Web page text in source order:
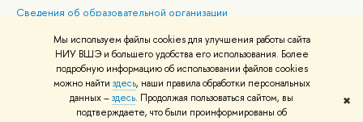
Мы используем файлы cookies для улучшения работы сайта
НИУ ВШЭ и большего удобства его использования. Более
подробную информацию об использовании файлов cookies
можно найти здесь, наши правила обработки персональных
данных –здесь. Продолжая пользоваться сайтом, вы
подтверждаете, что были проинформированы об
✖
Сведения об образовательной организации
Людям с ограниченными возможностями здоровья
Единая платежная страница
Работа в Вышке